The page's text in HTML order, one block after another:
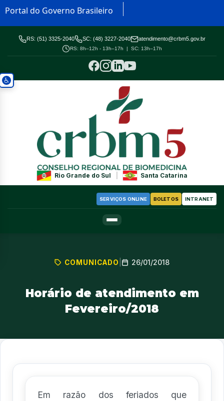
Portal do Governo Brasileiro
RS: (51) 3325-2040 SC: (48) 3227-2040 atendimento@crbm5.gov.br
RS: 8h–12h - 13h–17h | SC: 13h–17h
Rio Grande do Sul Santa Catarina
SERVIÇOS ONLINE BOLETOS INTRANET
COMUNICADO 26/01/2018
Horário de atendimento em
Fevereiro/2018
Em razão dos feriados que